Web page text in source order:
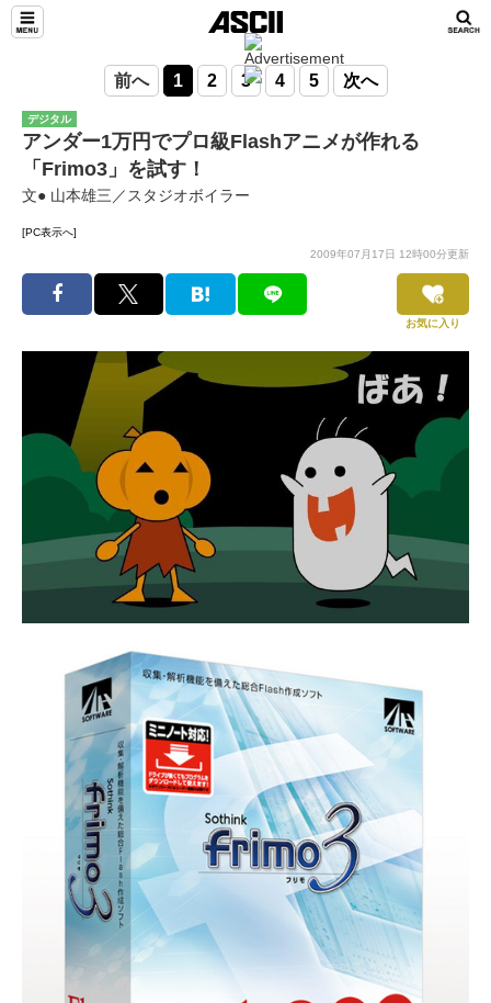
前へ 1 2 3 4 5 次へ
デジタル
アンダー1万円でプロ級Flashアニメが作れる
「Frimo3」を試す！
文● 山本雄三／スタジオボイラー
[PC表示へ]
2009年07月17日 12時00分更新
お気に入り